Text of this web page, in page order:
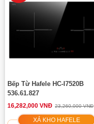
Bếp Từ Hafele HC-I7520B
536.61.827
16,282,000 VNĐ 23,260,000 VNĐ
XẢ KHO HAFELE